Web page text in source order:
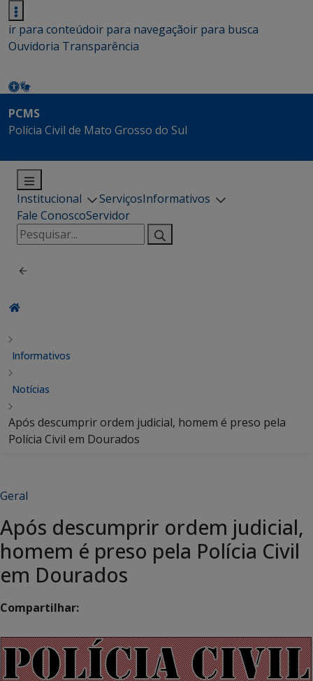
ir para conteúdoir para navegaçãoir para busca
Ouvidoria Transparência
PCMS
Polícia Civil de Mato Grosso do Sul
Institucional ServiçosInformativos
Fale ConoscoServidor
Pesquisar
por:
Informativos
Notícias
Após descumprir ordem judicial, homem é preso pela
Polícia Civil em Dourados
Geral
Após descumprir ordem judicial,
homem é preso pela Polícia Civil
em Dourados
Compartilhar: